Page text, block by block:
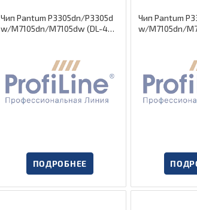
Чип Pantum P3305dn/P3305d
w/M7105dn/M7105dw (DL-42
ПОДРОБНЕЕ
Чип Pantum
w/M7105dn/